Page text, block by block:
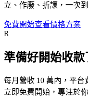
立、作廢、折讓，一次
免費開始查看價格方案
R
準備好開始收款
每月營收 10 萬內，平台
立即免費開始，專注於